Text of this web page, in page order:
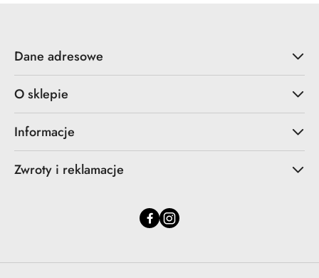
Dane adresowe
O sklepie
Informacje
Zwroty i reklamacje